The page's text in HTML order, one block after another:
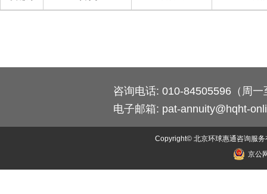
咨询电话: 010-84505596（周
电子邮箱: pat-annuity@hqht-
Copyright© 北京环球惠通咨询服
京公